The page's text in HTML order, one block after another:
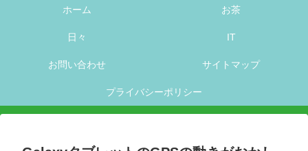
ホーム お茶
日々 IT
お問い合わせ サイトマップ
プライバシーポリシー